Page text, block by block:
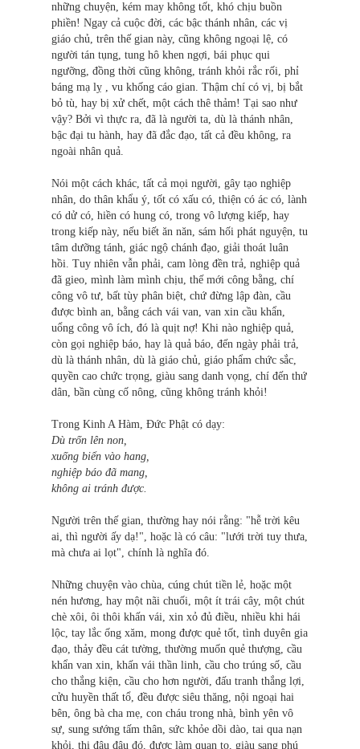
những chuyện, kém may không tốt, khó chịu buồn
phiền! Ngay cả cuộc đời, các bậc thánh nhân, các vị
giáo chủ, trên thế gian này, cũng không ngoại lệ, có
người tán tụng, tung hô khen ngợi, bái phục qui
ngưỡng, đồng thời cũng không, tránh khỏi rắc rối, phỉ
báng mạ lỵ , vu khống cáo gian. Thậm chí có vị, bị bắt
bỏ tù, hay bị xử chết, một cách thê thảm! Tại sao như
vậy? Bởi vì thực ra, đã là người ta, dù là thánh nhân,
bậc đại tu hành, hay đã đắc đạo, tất cả đều không, ra
ngoài nhân quả.
Nói một cách khác, tất cả mọi người, gây tạo nghiệp
nhân, do thân khẩu ý, tốt có xấu có, thiện có ác có, lành
có dử có, hiền có hung có, trong vô lượng kiếp, hay
trong kiếp này, nếu biết ăn năn, sám hối phát nguyện, tu
tâm dưỡng tánh, giác ngộ chánh đạo, giải thoát luân
hồi. Tuy nhiên vẫn phải, cam lòng đền trả, nghiệp quả
đã gieo, mình làm mình chịu, thế mới công bằng, chí
công vô tư, bất tùy phân biệt, chứ đừng lập đàn, cầu
được bình an, bằng cách vái van, van xin cầu khẩn,
uổng công vô ích, đó là quịt nợ! Khi nào nghiệp quả,
còn gọi nghiệp báo, hay là quả báo, đến ngày phải trả,
dù là thánh nhân, dù là giáo chủ, giáo phẩm chức sắc,
quyền cao chức trọng, giàu sang danh vọng, chí đến thứ
dân, bần cùng cố nông, cũng không tránh khỏi!
Trong Kinh A Hàm, Đức Phật có dạy:
Dù trốn lên non,
xuống biển vào hang,
nghiệp báo đã mang,
không ai tránh được.
Người trên thế gian, thường hay nói rằng: "hễ trời kêu
ai, thì người ấy dạ!", hoặc là có câu: "lưới trời tuy thưa,
mà chưa ai lọt", chính là nghĩa đó.
Những chuyện vào chùa, cúng chút tiền lẻ, hoặc một
nén hương, hay một nãi chuối, một ít trái cây, một chút
chè xôi, ôi thôi khấn vái, xin xỏ đủ điều, nhiều khi hái
lộc, tay lắc ống xăm, mong được quẻ tốt, tình duyên gia
đạo, thảy đều cát tường, thường muốn quẻ thượng, cầu
khẩn van xin, khấn vái thần linh, cầu cho trúng số, cầu
cho thắng kiện, cầu cho hơn người, đấu tranh thắng lợi,
cửu huyền thất tổ, đều được siêu thăng, nội ngoại hai
bên, ông bà cha mẹ, con cháu trong nhà, bình yên vô
sự, sung sướng tấm thân, sức khỏe dồi dào, tai qua nạn
khỏi, thi đâu đậu đó, được làm quan to, giàu sang phú